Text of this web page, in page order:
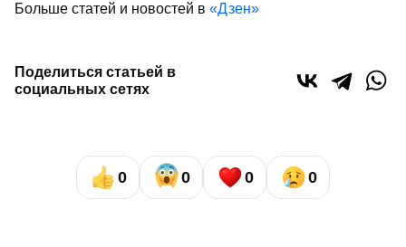
Больше статей и новостей в «Дзен»
Поделиться статьей в
социальных сетях
0 0 0 0